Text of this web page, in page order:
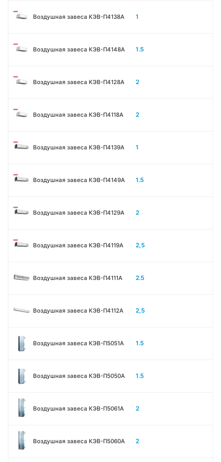
Воздушная завеса КЭВ-П4138А 1
Воздушная завеса КЭВ-П4148А 1.5
Воздушная завеса КЭВ-П4128А 2
Воздушная завеса КЭВ-П4118А 2
Воздушная завеса КЭВ-П4139А 1
Воздушная завеса КЭВ-П4149А 1.5
Воздушная завеса КЭВ-П4129А 2
Воздушная завеса КЭВ-П4119А 2,5
Воздушная завеса КЭВ-П4111A 2.5
Воздушная завеса КЭВ-П4112А 2,5
Воздушная завеса КЭВ-П5051A 1.5
Воздушная завеса КЭВ-П5050A 1.5
Воздушная завеса КЭВ-П5061A 2
Воздушная завеса КЭВ-П5060A 2